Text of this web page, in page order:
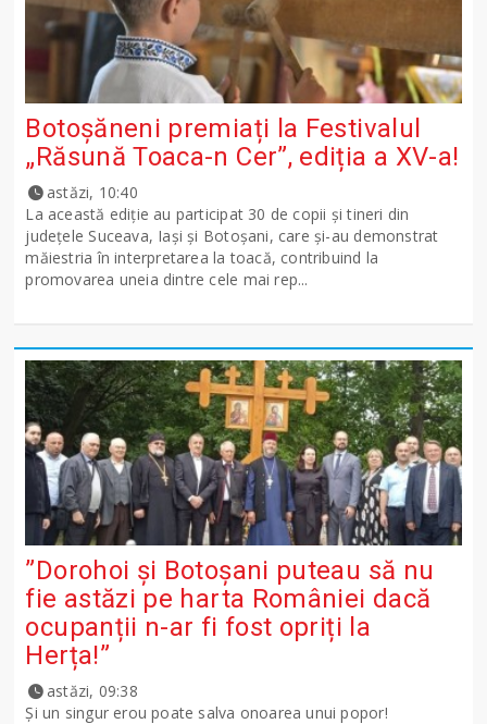
Botoșăneni premiați la Festivalul
„Răsună Toaca-n Cer”, ediția a XV-a!
astăzi, 10:40
La această ediție au participat 30 de copii și tineri din
județele Suceava, Iași și Botoșani, care și-au demonstrat
măiestria în interpretarea la toacă, contribuind la
promovarea uneia dintre cele mai rep...
”Dorohoi și Botoșani puteau să nu
fie astăzi pe harta României dacă
ocupanții n-ar fi fost opriți la
Herța!”
astăzi, 09:38
Și un singur erou poate salva onoarea unui popor!